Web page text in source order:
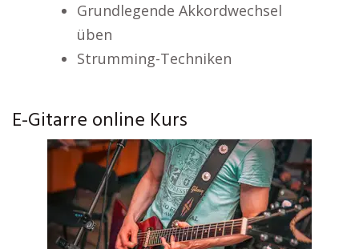
Grundlegende Akkordwechsel
üben
Strumming-Techniken
E-Gitarre online Kurs